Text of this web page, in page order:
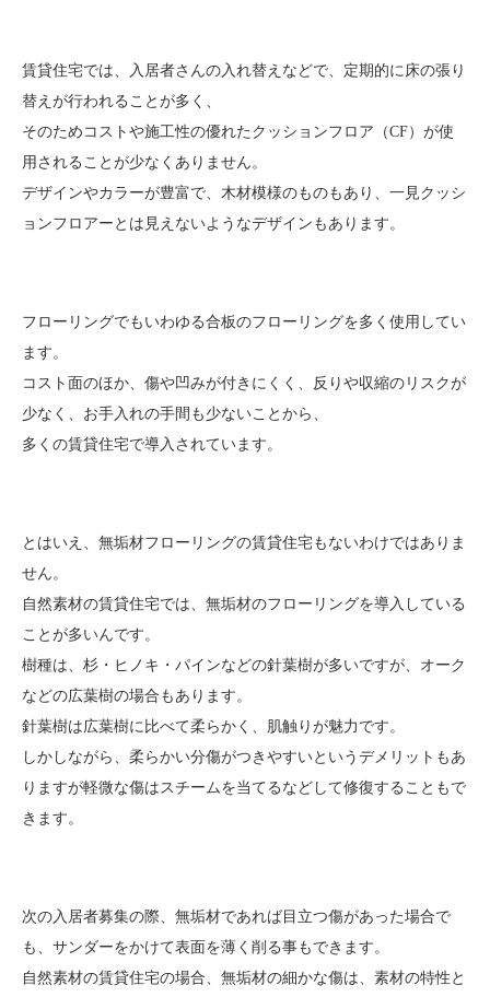
賃貸住宅では、入居者さんの入れ替えなどで、定期的に床の張り
替えが行われることが多く、
そのためコストや施工性の優れたクッションフロア（CF）が使
用されることが少なくありません。
デザインやカラーが豊富で、木材模様のものもあり、一見クッシ
ョンフロアーとは見えないようなデザインもあります。
フローリングでもいわゆる合板のフローリングを多く使用してい
ます。
コスト面のほか、傷や凹みが付きにくく、反りや収縮のリスクが
少なく、お手入れの手間も少ないことから、
多くの賃貸住宅で導入されています。
とはいえ、無垢材フローリングの賃貸住宅もないわけではありま
せん。
自然素材の賃貸住宅では、無垢材のフローリングを導入している
ことが多いんです。
樹種は、杉・ヒノキ・パインなどの針葉樹が多いですが、オーク
などの広葉樹の場合もあります。
針葉樹は広葉樹に比べて柔らかく、肌触りが魅力です。
しかしながら、柔らかい分傷がつきやすいというデメリットもあ
りますが軽微な傷はスチームを当てるなどして修復することもで
きます。
次の入居者募集の際、無垢材であれば目立つ傷があった場合で
も、サンダーをかけて表面を薄く削る事もできます。
自然素材の賃貸住宅の場合、無垢材の細かな傷は、素材の特性と